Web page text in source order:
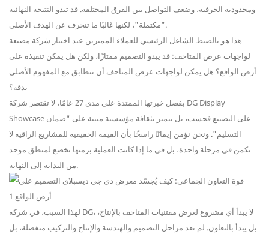
ومحدودية الحرفية، وضعف التواصل بين الفرق المختلفة. قد تبدو النتيجة النهائية
"مكتملة"، لكنها غالبًا ما تنحرف عن الهدف الأصلي.
هذا هو بالضبط الشاغل الرئيسي للعملاء المميزين عند اختيار شركة مصنعة
لواجهات عرض المتاحف: قد يبدو التصميم ممتازًا، ولكن هل يمكن تنفيذه على
أرض الواقع؟ هل يمكن لواجهات عرض المتاحف أن تتطابق مع المفهوم الأصلي
بدقة؟
بفضل خبرتها الممتدة على مدى 27 عامًا، لا تقتصر شركة DG Display
Showcase على التصنيع فحسب، بل تتميز بثقافة مؤسسية مبنية على "ضمان
التسليم". ونحن نؤمن إيمانًا راسخًا بأن القيمة الحقيقية للمشاريع الراقية لا
تكمن في مرحلة واحدة، بل في ما إذا كانت العملية برمتها تخضع لمنطق موحد
من البداية إلى النهاية.
لهذا السبب، في شركة DG، لا يبدأ أي مشروع لعرض مقتنيات المتاحف بالإنتاج،
بل يبدأ بالتعاون. لم تعد مراحل التصميم والهندسة والإنتاج والتركيب منفصلة، ​​بل